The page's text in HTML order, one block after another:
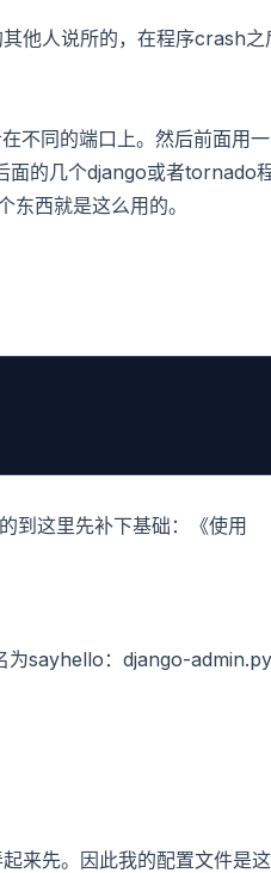
他人说所的，在程序crash之
不同的端口上。然后前面用
面的几个django或者tornado
西就是这么用的。
这里先补下基础：
《使用
为sayhello：django-admin.py
来先。因此我的配置文件是